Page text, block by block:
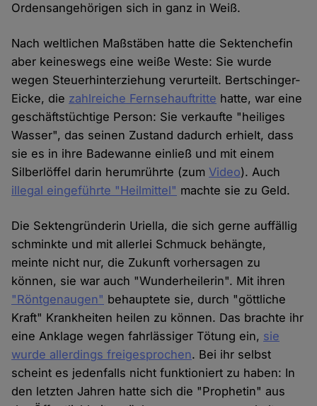
Ordensangehörigen sich in ganz in Weiß.
Nach weltlichen Maßstäben hatte die Sektenchefin
aber keineswegs eine weiße Weste: Sie wurde
wegen Steuerhinterziehung verurteilt. Bertschinger-
Eicke, die zahlreiche Fernsehauftritte hatte, war eine
geschäftstüchtige Person: Sie verkaufte "heiliges
Wasser", das seinen Zustand dadurch erhielt, dass
sie es in ihre Badewanne einließ und mit einem
Silberlöffel darin herumrührte (zumVideo). Auch
illegal eingeführte "Heilmittel" machte sie zu Geld.
Die Sektengründerin Uriella, die sich gerne auffällig
schminkte und mit allerlei Schmuck behängte,
meinte nicht nur, die Zukunft vorhersagen zu
können, sie war auch "Wunderheilerin". Mit ihren
"Röntgenaugen" behauptete sie, durch "göttliche
Kraft" Krankheiten heilen zu können. Das brachte ihr
eine Anklage wegen fahrlässiger Tötung ein, sie
wurde allerdings freigesprochen. Bei ihr selbst
scheint es jedenfalls nicht funktioniert zu haben: In
den letzten Jahren hatte sich die "Prophetin" aus